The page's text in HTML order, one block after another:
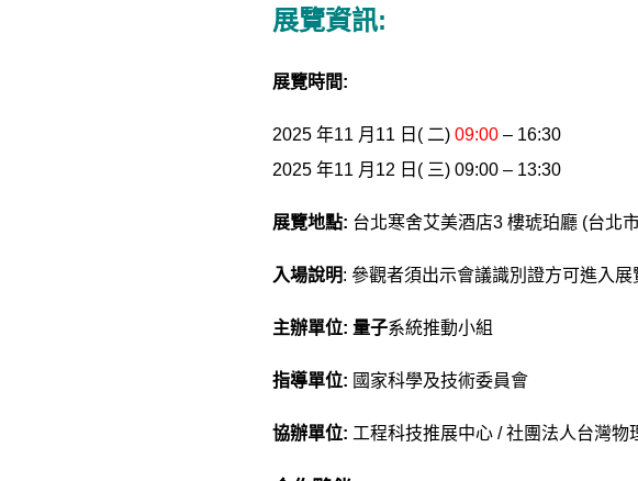
展覽資訊:
展覽時間:
2025 年11 月11 日( 二) 09:00 – 16:30
2025 年11 月12 日( 三) 09:00 – 13:30
展覽地點: 台北寒舍艾美酒店3 樓琥珀廳 (台北
入場說明: 參觀者須出示會議識別證方可進入展
主辦單位: 量子系統推動小組
指導單位: 國家科學及技術委員會
協辦單位: 工程科技推展中心 / 社團法人台灣物